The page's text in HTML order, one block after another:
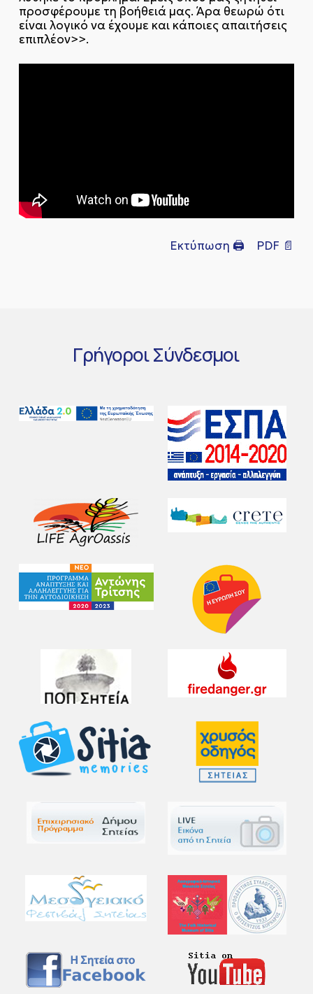
προσφέρουμε τη βοήθειά μας. Άρα θεωρώ ότι
είναι λογικό να έχουμε και κάποιες απαιτήσεις
επιπλέον>>.
Εκτύπωση 🖨 PDF 📄
ΓρήγοροιΣύνδεσμοι